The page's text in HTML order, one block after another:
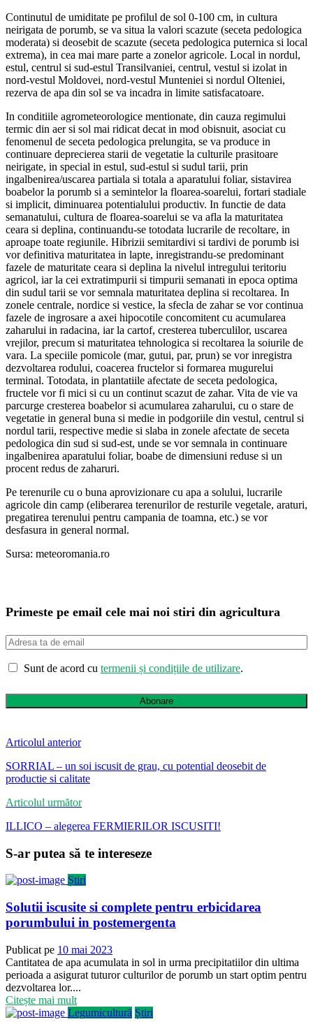
Continutul de umiditate pe profilul de sol 0-100 cm, in cultura
neirigata de porumb, se va situa la valori scazute (seceta pedologica
moderata) si deosebit de scazute (seceta pedologica puternica si local
extrema), in cea mai mare parte a zonelor agricole. Local in nordul,
estul, centrul si sud-estul Transilvaniei, centrul, vestul si izolat in
nord-vestul Moldovei, nord-vestul Munteniei si nordul Olteniei,
rezerva de apa din sol se va incadra in limite satisfacatoare.
In conditiile agrometeorologice mentionate, din cauza regimului
termic din aer si sol mai ridicat decat in mod obisnuit, asociat cu
fenomenul de seceta pedologica prelungita, se va produce in
continuare deprecierea starii de vegetatie la culturile prasitoare
neirigate, in special in estul, sud-estul si sudul tarii, prin
ingalbenirea/uscarea partiala si totala a aparatului foliar, sistavirea
boabelor la porumb si a semintelor la floarea-soarelui, fortari stadiale
si implicit, diminuarea potentialului productiv. In functie de data
semanatului, cultura de floarea-soarelui se va afla la maturitatea
ceara si deplina, continuandu-se totodata lucrarile de recoltare, in
aproape toate regiunile. Hibrizii semitardivi si tardivi de porumb isi
vor definitiva maturitatea in lapte, inregistrandu-se predominant
fazele de maturitate ceara si deplina la nivelul intregului teritoriu
agricol, iar la cei extratimpurii si timpurii semanati in epoca optima
din sudul tarii se vor semnala maturitatea deplina si recoltarea. In
zonele centrale, nordice si vestice, la sfecla de zahar se vor continua
fazele de ingrosare a axei hipocotile concomitent cu acumularea
zaharului in radacina, iar la cartof, cresterea tuberculilor, uscarea
vrejilor, precum si maturitatea tehnologica si recoltarea la soiurile de
vara. La speciile pomicole (mar, gutui, par, prun) se vor inregistra
dezvoltarea rodului, coacerea fructelor si formarea mugurelui
terminal. Totodata, in plantatiile afectate de seceta pedologica,
fructele vor fi mici si cu un continut scazut de zahar. Vita de vie va
parcurge cresterea boabelor si acumularea zaharului, cu o stare de
vegetatie in general buna si medie in podgoriile din vestul, centrul si
nordul tarii, respective medie si slaba in zonele afectate de seceta
pedologica din sud si sud-est, unde se vor semnala in continuare
ingalbenirea aparatului foliar, boabe de dimensiuni reduse si un
procent redus de zaharuri.
Pe terenurile cu o buna aprovizionare cu apa a solului, lucrarile
agricole din camp (eliberarea terenurilor de resturile vegetale, araturi,
pregatirea terenului pentru campania de toamna, etc.) se vor
desfasura in general normal.
Sursa: meteoromania.ro
Primeste pe email cele mai noi stiri din agricultura
Sunt de acord cu termenii și condițiile de utilizare.
Abonare
Articolul anterior
SORRIAL – un soi iscusit de grau, cu potential deosebit de
productie si calitate
Articolul următor
ILLICO – alegerea FERMIERILOR ISCUSITI!
S-ar putea să te intereseze
Știri
Solutii iscusite si complete pentru erbicidarea
porumbului in postemergenta
Publicat pe 10 mai 2023
Cantitatea de apa acumulata in sol in urma precipitatiilor din ultima
perioada a asigurat tuturor culturilor de porumb un start optim pentru
dezvoltarea lor....
Citește mai mult
Legumicultură Știri